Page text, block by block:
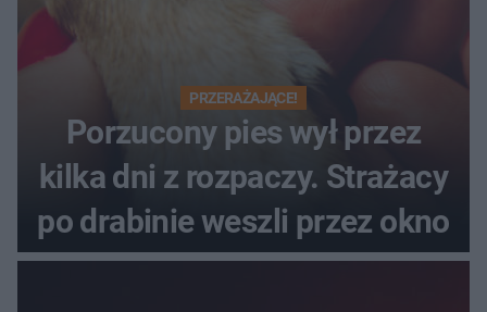
PRZERAŻAJĄCE!
Porzucony pies wył przez
kilka dni z rozpaczy. Strażacy
po drabinie weszli przez okno